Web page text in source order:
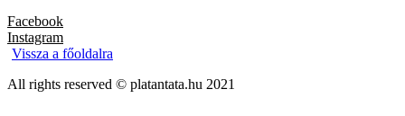
Facebook
Instagram
Vissza a főoldalra
All rights reserved © platantata.hu 2021